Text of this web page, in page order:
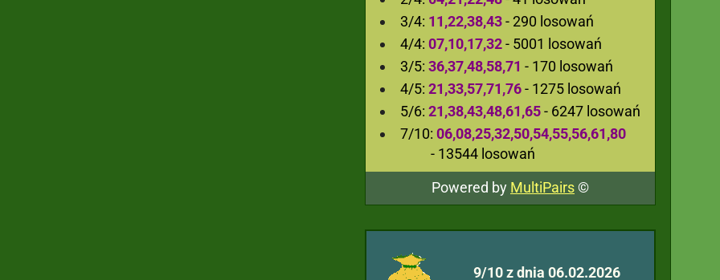
3/4: 11,22,38,43- 290 losowań
4/4: 07,10,17,32- 5001 losowań
3/5: 36,37,48,58,71 - 170 losowań
4/5: 21,33,57,71,76- 1275 losowań
5/6: 21,38,43,48,61,65- 6247 losowań
7/10: 06,08,25,32,50,54,55,56,61,80
- 13544 losowań
Powered by MultiPairs©
9/10 z dnia 06.02.2026